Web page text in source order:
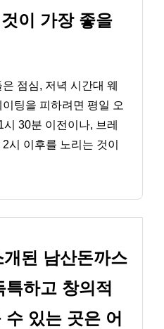
이 가장 좋을
점심, 저녁 시간대 웨
팅을 피하려면 평일 오
30분 이전이나, 브레
시 이후를 노리는 것이
된 남산돈까스
하고 창의적
있는 곳은 어